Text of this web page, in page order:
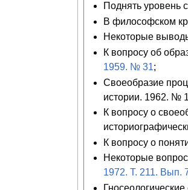
Поднять уровень
В философском
Некоторые
К вопросу об
1959. № 31;
Своеобразие
истории. 1962. №
К вопросу о
К вопросу о
Некоторые
1972. Т. 211. Вып.